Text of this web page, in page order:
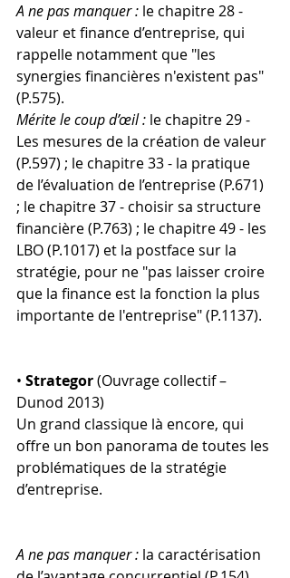
A ne pas manquer : le chapitre 28 -
valeur et finance d’entreprise, qui
rappelle notamment que "les
synergies financières n'existent pas"
(P.575).
Mérite le coup d’œil : le chapitre 29 -
Les mesures de la création de valeur
(P.597) ; le chapitre 33 - la pratique
de l’évaluation de l’entreprise (P.671)
; le chapitre 37 - choisir sa structure
financière (P.763) ; le chapitre 49 - les
LBO (P.1017) et la postface sur la
stratégie, pour ne "pas laisser croire
que la finance est la fonction la plus
importante de l'entreprise" (P.1137).
• Strategor (Ouvrage collectif –
Dunod 2013)
Un grand classique là encore, qui
offre un bon panorama de toutes les
problématiques de la stratégie
d’entreprise.
A ne pas manquer : la caractérisation